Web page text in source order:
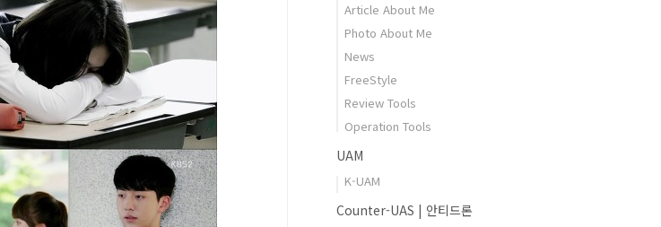
Article About Me
Photo About Me
News
FreeStyle
Review Tools
Operation Tools
UAM
K-UAM
Counter-UAS | 안티드론